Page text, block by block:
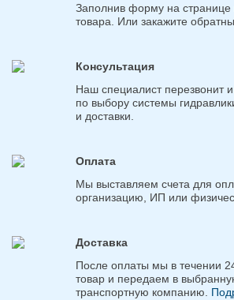
Заполнив форму на
товара. Или закажите
Консультация
Наш специалист перезвонит и
по выбору системы
и доставки.
Оплата
Мы выставляем счета для
организацию, ИП или
Доставка
После оплаты мы в течении
товар и передаем в
транспортную компанию.